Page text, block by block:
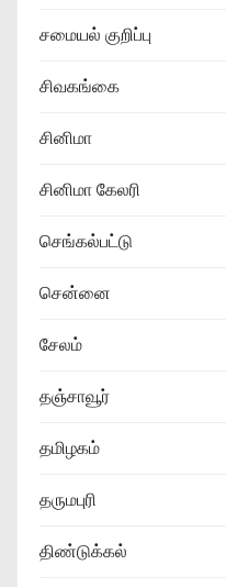
சமையல் குறிப்பு
சிவகங்கை
சினிமா
சினிமா கேலரி
செங்கல்பட்டு
சென்னை
சேலம்
தஞ்சாவூர்
தமிழகம்
தருமபுரி
திண்டுக்கல்